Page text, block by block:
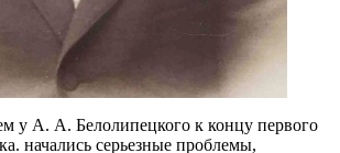
у А. А. Белолипецкого к концу первого
начались серьезные проблемы,